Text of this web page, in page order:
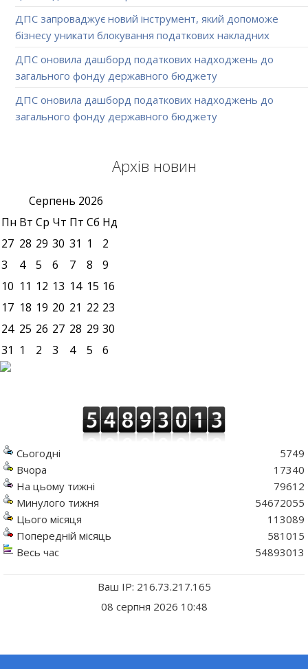
ДПС запроваджує новий інструмент, який допоможе
бізнесу уникати блокування податкових накладних
ДПС оновила дашборд податкових надходжень до
загального фонду державного бюджету
ДПС оновила дашборд податкових надходжень до
загального фонду державного бюджету
Архів новин
Серпень 2026
Пн Вт Ср Чт Пт Сб Нд
27 28 29 30 31 1
2
3
4 5 6 7 8
9
10 11 12 13 14 15 16
17 18 19 20 21 22 23
24 25 26 27 28 29 30
31 1 2 3 4 5 6
Сьогодні
Вчора
На цьому тижні
Минулого тижня
Цього місяця
Попередній місяць
Весь час
5749
17340
79612
54672055
113089
581015
54893013
Ваш IP: 216.73.217.165
08 серпня 2026 10:48